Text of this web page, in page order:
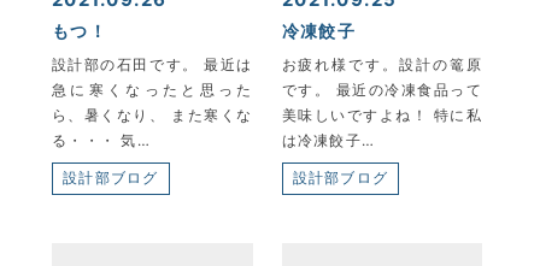
もつ！
設計部の石田です。 最近は
急に寒くなったと思った
ら、暑くなり、 また寒くな
る・・・ 気…
設計部ブログ
冷凍餃子
お疲れ様です。設計の篭原
です。 最近の冷凍食品って
美味しいですよね！ 特に私
は冷凍餃子…
設計部ブログ